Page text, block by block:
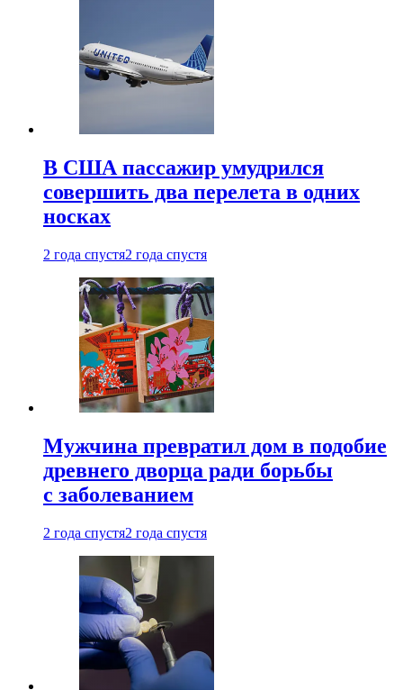
В США пассажир умудрился
совершить два перелета в одних
носках
2 года спустя2 года спустя
Мужчина превратил дом в подобие
древнего дворца ради борьбы
с заболеванием
2 года спустя2 года спустя